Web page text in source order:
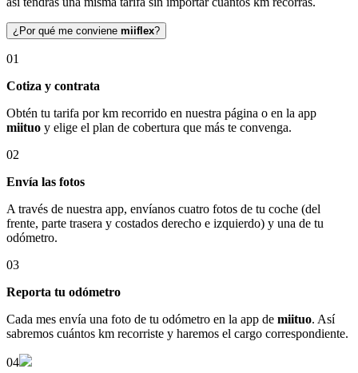
¿Por qué me conviene miiflex?
01
Cotiza y contrata
Obtén tu tarifa por km recorrido en nuestra página o en la app
miituo y elige el plan de cobertura que más te convenga.
02
Envía las fotos
A través de nuestra app, envíanos cuatro fotos de tu coche (del
frente, parte trasera y costados derecho e izquierdo) y una de tu
odómetro.
03
Reporta tu odómetro
Cada mes envía una foto de tu odómetro en la app de miituo. Así
sabremos cuántos km recorriste y haremos el cargo correspondiente.
04